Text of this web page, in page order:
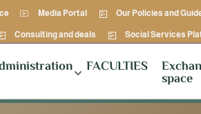
Media Portal Our Policies and
Consulting and deals Social Services
FACULTIES
space